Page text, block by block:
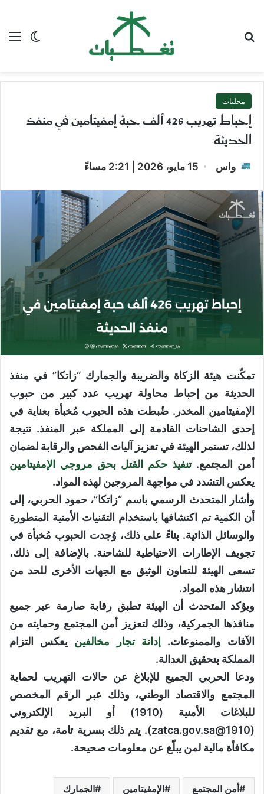
الوضع
محليات
إحباط تهريب 426 ألف حبة إمفيتامين في منفذ
الحديثة
واس 15 مايو، 2026 | 2:21 مساءً
تمكّنت هيئة الزكاة والضريبة والجمارك “زاتكا” في منفذ
الحديثة من إحباط محاولة تهريب عدد كبير من حبوب
الإمفيتامين المخدر. ضُبطت هذه الحبوب مُخبأة بعناية في
إحدى الشاحنات القادمة إلى المملكة عبر المنفذ. نتيجة
لذلك، تستمر الهيئة في تعزيز آليات الفحص والرقابة لضمان
أمن المجتمع.تنفيذ حكم القتل بحق مروجي الإمفيتامين
يعكس التشدد في مواجهة المروجين لهذه المواد.
وأشار المتحدث الرسمي باسم “زاتكا”، حمود الحربي، إلى
أن الكمية تم اكتشافها باستخدام التقنيات الأمنية المتطورة
والوسائل الذاتية. بناءً على ذلك، وُجدت الحبوب مُخبأة في
تجويف الإطارات الاحتياطية للشاحنة. بالإضافة إلى ذلك،
تسعى الهيئة للتعاون الوثيق مع الجهات الأخرى للحد من
انتشار هذه المواد.
ويؤكد المتحدث أن الهيئة تطبق رقابة صارمة عبر جميع
منافذها الجمركية، وذلك لتعزيز أمن المجتمع وحمايته من
الآفات والممنوعات.
إدانة تجار مخالفين يعكس التزام
المملكة بتحقيق العدالة.
ودعا الحربي الجميع للإبلاغ عن حالات التهريب لحماية
المجتمع والاقتصاد الوطني، وذلك عبر الرقم المخصص
للبلاغات الأمنية (1910) أو البريد الإلكتروني
(1910@zatca.gov.sa). يتم ذلك بسرية تامة، مع تقديم
مكافأة مالية لمن يبلّغ عن معلومات صحيحة.
أمن المجتمع الإمفيتامين الجمارك